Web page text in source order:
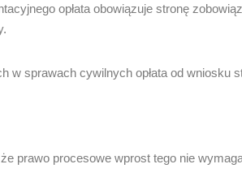
opłata obowiązuje stronę
w sprawach cywilnych opłata od wniosku
prawo procesowe wprost tego nie